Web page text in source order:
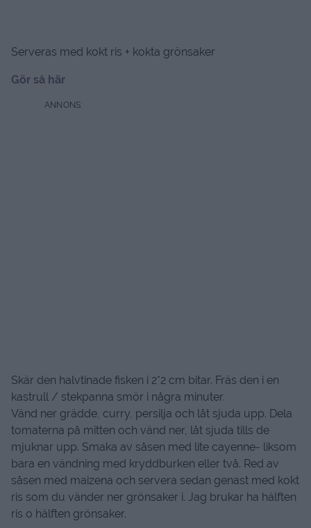
Serveras med kokt ris + kokta grönsaker
Gör så här
Skär den halvtinade fisken i 2*2 cm bitar. Fräs den i en
kastrull / stekpanna smör i några minuter.
Vänd ner grädde, curry, persilja och låt sjuda upp. Dela
tomaterna på mitten och vänd ner, låt sjuda tills de
mjuknar upp. Smaka av såsen med lite cayenne- liksom
bara en vändning med kryddburken eller två. Red av
såsen med maizena och servera sedan genast med kokt
ris som du vänder ner grönsaker i. Jag brukar ha hälften
ris o hälften grönsaker.